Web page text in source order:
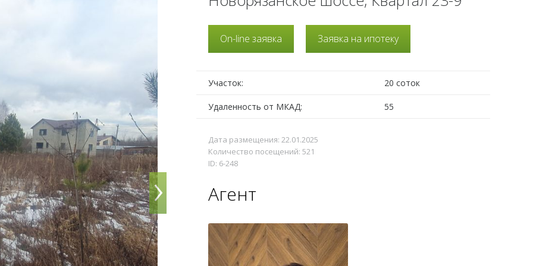
›
On-line заявка Заявка на ипотеку
Участок: 20 соток
Удаленность от МКАД: 55
Дата размещения: 22.01.2025
Количество посещений: 521
ID: 6-248
Агент